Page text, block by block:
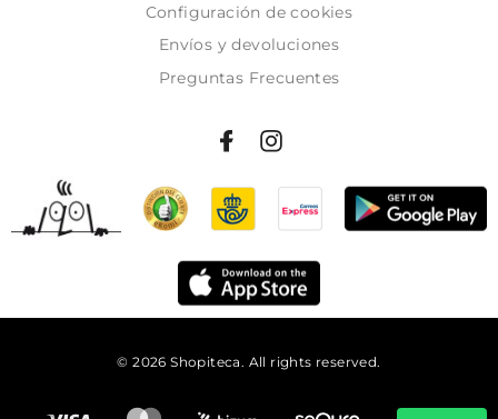
Configuración de cookies
Envíos y devoluciones
Preguntas Frecuentes
© 2026 Shopiteca. All rights reserved.